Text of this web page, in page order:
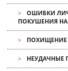
ОШИБКИ
ПОКУШЕНИЯ
ПОХИЩЕНИЕ
НЕУДАЧНЫЕ